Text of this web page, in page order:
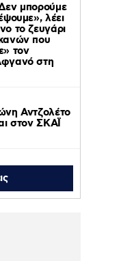
μπορούμε
λέει
το ζευγάρι
που
τον
στη
Αντζολέτο
στον ΣΚΑΪ
Στυλίδας
για την